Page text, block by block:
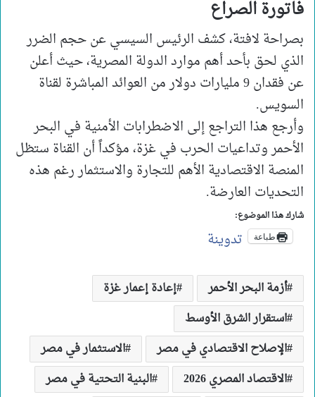
فاتورة الصراع
بصراحة لافتة، كشف الرئيس السيسي عن حجم الضرر
الذي لحق بأحد أهم موارد الدولة المصرية، حيث أعلن
عن فقدان 9 مليارات دولار من العوائد المباشرة لقناة
السويس.
وأرجع هذا التراجع إلى الاضطرابات الأمنية في البحر
الأحمر وتداعيات الحرب في غزة، مؤكداً أن القناة ستظل
المنصة الاقتصادية الأهم للتجارة والاستثمار رغم هذه
التحديات العارضة.
شارك هذا الموضوع:
طباعة تدوينة
أزمة البحر الأحمر
إعادة إعمار غزة
استقرار الشرق الأوسط
الإصلاح الاقتصادي في مصر
الاستثمار في مصر
الاقتصاد المصري 2026
البنية التحتية في مصر